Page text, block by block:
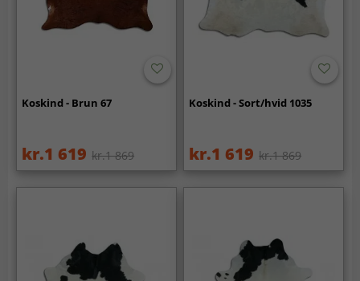
Koskind - Brun 67
kr.1 619 kr.1 869
Koskind - Sort/hvid 1035
kr.1 619 kr.1 869